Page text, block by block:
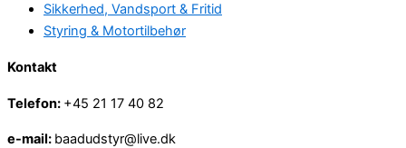
Sikkerhed, Vandsport & Fritid
Styring & Motortilbehør
Kontakt
Telefon: +45 21 17 40 82
e-mail: baadudstyr@live.dk